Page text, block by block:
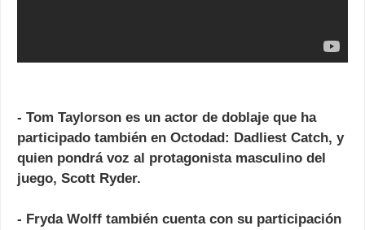
- Tom Taylorson es un actor de doblaje que ha
participado también en Octodad: Dadliest Catch, y
quien pondrá voz al protagonista masculino del
juego, Scott Ryder.
- Fryda Wolff también cuenta con su participación